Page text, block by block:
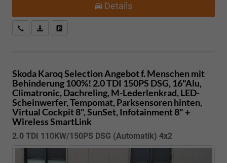
Details
Kostenloser Rückruf-Service
PDF-Datei, Fahrzeugexposé drucken
Skoda KaroqSelection Angebot f. Menschen mit
Behinderung 100%! 2.0 TDI 150PS DSG, 16"Alu,
Climatronic, Dachreling, M-Lederlenkrad, LED-
Scheinwerfer, Tempomat, Parksensoren hinten,
Virtual Cockpit 8", SunSet, Infotainment 8" +
Wireless SmartLink
2.0 TDI 110KW/150PS DSG (Automatik) 4x2